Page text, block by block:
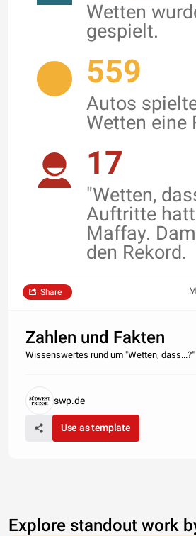
Wetten
gespielt.
559
Autos
Wetten eine
17
"Wetten,
Auftritte
Maffay.
den Rekord.
Share
Zahlen und Fakten
Wissenswertes rund um "Wetten, dass...?"
swp.de
Use as template
Explore standout work